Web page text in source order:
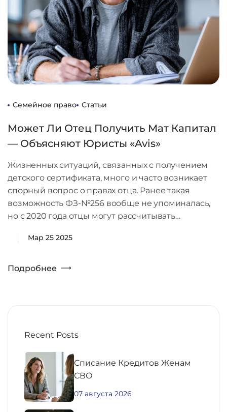
Семейное право Статьи
Может Ли Отец Получить Мат Капитал
— Объясняют Юристы «Avis»
Жизненных ситуаций, связанных с получением
детского сертификата, много и часто возникает
спорный вопрос о правах отца. Ранее такая
возможность ФЗ-№256 вообще не упоминалась,
но с 2020 года отцы могут рассчитывать…
Мар 25 2025
Подробнее
Recent Posts
Списание Кредитов Женам
СВО
07 августа 2026